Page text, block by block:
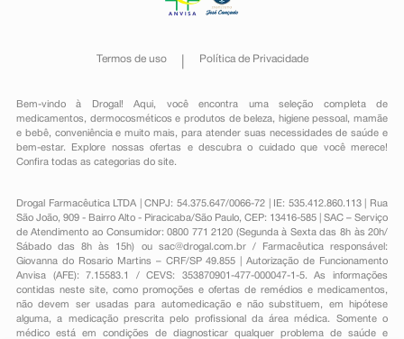
Termos de uso Política de Privacidade
Bem-vindo à Drogal! Aqui, você encontra uma seleção completa de
medicamentos , dermocosméticos e produtos de beleza, higiene pessoal ,mamãe
e bebê, conveniênciae muito mais, para atender suas necessidades de saúde e
bem-estar. Explore nossas ofertas e descubra o cuidado que você merece!
Confira todas as categorias do site.
Drogal Farmacêutica LTDA | CNPJ: 54.375.647/0066-72 | IE: 535.412.860.113 | Rua
São João, 909 - Bairro Alto - Piracicaba/São Paulo, CEP: 13416-585 | SAC – Serviço
de Atendimento ao Consumidor: 0800 771 2120 (Segunda à Sexta das 8h às 20h/
Sábado das 8h às 15h) ou sac@drogal.com.br/ Farmacêutica responsável:
Giovanna do Rosario Martins – CRF/SP 49.855 | Autorização de Funcionamento
Anvisa (AFE): 7.15583.1 / CEVS: 353870901-477-000047-1-5. As informações
contidas neste site, como promoções e ofertas de remédios e medicamentos,
não devem ser usadas para automedicação e não substituem, em hipótese
alguma, a medicação prescrita pelo profissional da área médica. Somente o
médico está em condições de diagnosticar qualquer problema de saúde e